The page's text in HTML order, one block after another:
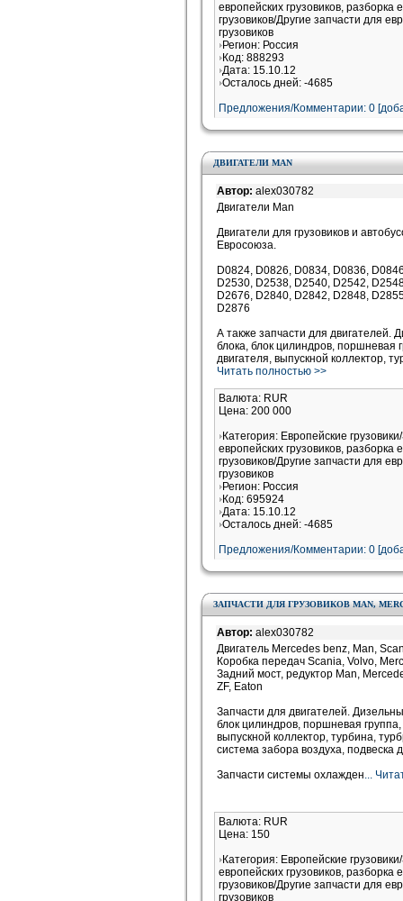
европейских грузовиков, разборка
грузовиков/Другие запчасти для
грузовиков
Регион: Россия
Код: 888293
Дата: 15.10.12
Осталось дней: -4685
Предложения/Комментарии: 0
ДВИГАТЕЛИ MAN
Автор: alex030782
Двигатели Man
Двигатели для грузовиков и
Евросоюза.
D0824, D0826, D0834, D0836,
D2530, D2538, D2540, D2542,
D2676, D2840, D2842, D2848,
D2876
А также запчасти для двигателей.
блока, блок цилиндров, поршневая
двигателя, выпускной коллектор,
Читать полностью >>
Валюта: RUR
Цена: 200 000
Категория: Европейские
европейских грузовиков, разборка
грузовиков/Другие запчасти для
грузовиков
Регион: Россия
Код: 695924
Дата: 15.10.12
Осталось дней: -4685
Предложения/Комментарии: 0
ЗАПЧАСТИ ДЛЯ ГРУЗОВИКОВ MAN,
Автор: alex030782
Двигатель Mercedes benz, Man,
Коробка передач Scania, Volvo,
Задний мост, редуктор Man,
ZF, Eaton
Запчасти для двигателей.
блок цилиндров, поршневая
выпускной коллектор, турбина,
система забора воздуха, подвеска
Запчасти системы охлажден...
Валюта: RUR
Цена: 150
Категория: Европейские
европейских грузовиков, разборка
грузовиков/Другие запчасти для
грузовиков